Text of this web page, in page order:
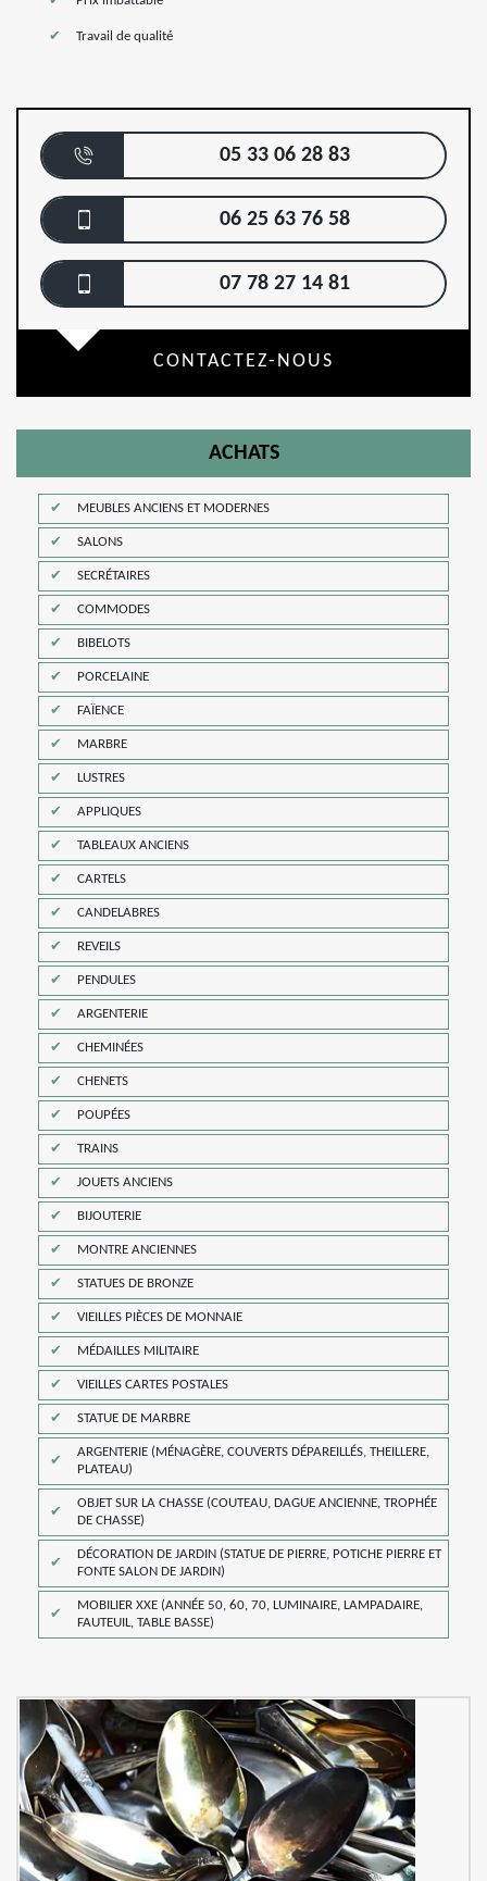
Travail de qualité
05 33 06 28 83
06 25 63 76 58
07 78 27 14 81
CONTACTEZ-NOUS
ACHATS
MEUBLES ANCIENS ET MODERNES
SALONS
SECRÉTAIRES
COMMODES
BIBELOTS
PORCELAINE
FAÏENCE
MARBRE
LUSTRES
APPLIQUES
TABLEAUX ANCIENS
CARTELS
CANDELABRES
REVEILS
PENDULES
ARGENTERIE
CHEMINÉES
CHENETS
POUPÉES
TRAINS
JOUETS ANCIENS
BIJOUTERIE
MONTRE ANCIENNES
STATUES DE BRONZE
VIEILLES PIÈCES DE MONNAIE
MÉDAILLES MILITAIRE
VIEILLES CARTES POSTALES
STATUE DE MARBRE
ARGENTERIE (MÉNAGÈRE, COUVERTS DÉPAREILLÉS, THEILLERE,
PLATEAU)
OBJET SUR LA CHASSE (COUTEAU, DAGUE ANCIENNE, TROPHÉE
DE CHASSE)
DÉCORATION DE JARDIN (STATUE DE PIERRE, POTICHE PIERRE ET
FONTE SALON DE JARDIN)
MOBILIER XXE (ANNÉE 50, 60, 70, LUMINAIRE, LAMPADAIRE,
FAUTEUIL, TABLE BASSE)